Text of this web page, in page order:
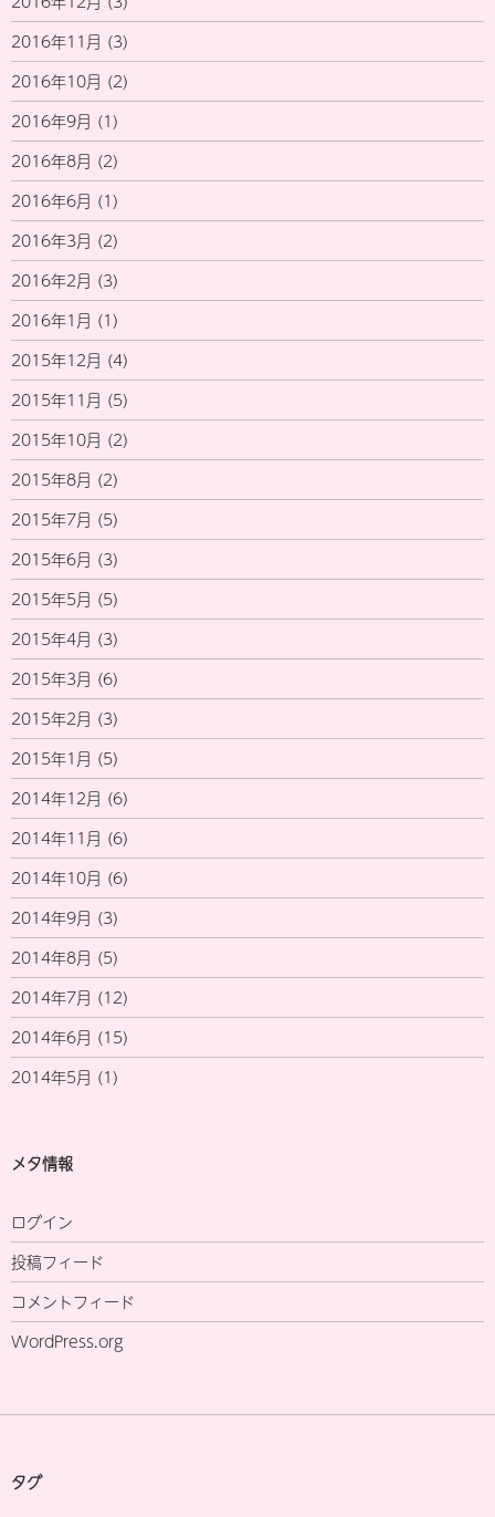
2016年11月 (3)
2016年10月 (2)
2016年9月 (1)
2016年8月 (2)
2016年6月 (1)
2016年3月 (2)
2016年2月 (3)
2016年1月 (1)
2015年12月 (4)
2015年11月 (5)
2015年10月 (2)
2015年8月 (2)
2015年7月 (5)
2015年6月 (3)
2015年5月 (5)
2015年4月 (3)
2015年3月 (6)
2015年2月 (3)
2015年1月 (5)
2014年12月 (6)
2014年11月 (6)
2014年10月 (6)
2014年9月 (3)
2014年8月 (5)
2014年7月 (12)
2014年6月 (15)
2014年5月 (1)
メタ情報
ログイン
投稿フィード
コメントフィード
WordPress.org
タグ